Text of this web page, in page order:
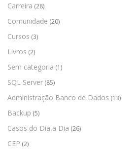
Carreira (28)
Comunidade (20)
Cursos (3)
Livros (2)
Sem categoria (1)
SQL Server (85)
Administração Banco de Dados (13)
Backup (5)
Casos do Dia a Dia (26)
CEP (2)